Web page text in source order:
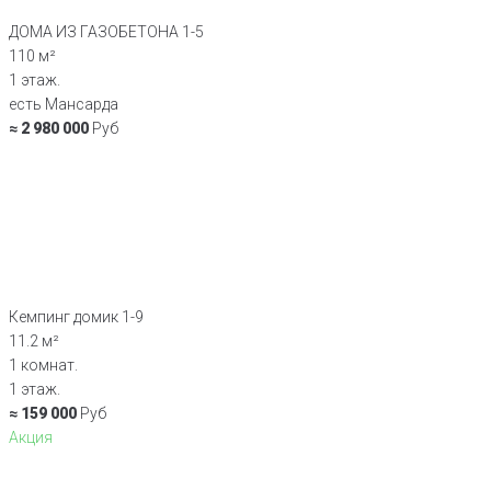
ДОМА ИЗ ГАЗОБЕТОНА 1-5
110 м²
1 этаж.
есть Мансарда
≈ 2 980 000 Руб
Кемпинг домик 1-9
11.2 м²
1 комнат.
1 этаж.
≈ 159 000 Руб
Акция